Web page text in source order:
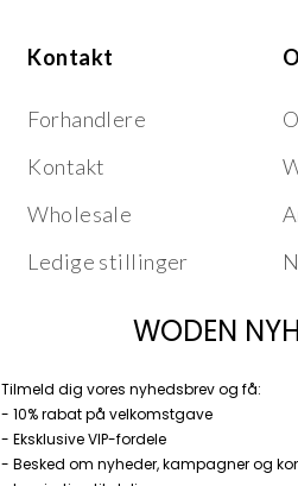
Kontakt
Forhandlere
Kontakt
Wholesale
Ledige stillinger
WODEN
Tilmeld dig vores nyhedsbrev og få:
- 10% rabat på velkomstgave
- Eksklusive VIP-fordele
- Besked om nyheder, kampagner og